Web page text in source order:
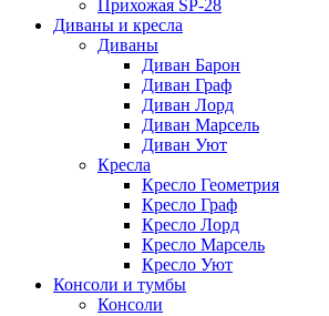
Прихожая SP-28
Диваны и кресла
Диваны
Диван Барон
Диван Граф
Диван Лорд
Диван Марсель
Диван Уют
Кресла
Кресло Геометрия
Кресло Граф
Кресло Лорд
Кресло Марсель
Кресло Уют
Консоли и тумбы
Консоли